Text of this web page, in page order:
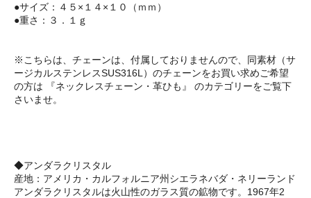
●サイズ：４５×１４×１０（ｍｍ）
●重さ：３．１ｇ
※こちらは、チェーンは、付属しておりませんので、同素材（サ
ージカルステンレスSUS316L）のチェーンをお買い求めご希望
の方は 『ネックレスチェーン・革ひも』 のカテゴリーをご覧下
さいませ。
◆アンダラクリスタル
産地：アメリカ・カルフォルニア州シエラネバダ・ネリーランド
アンダラクリスタルは火山性のガラス質の鉱物です。1967年2